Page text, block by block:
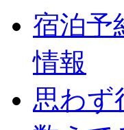
宿泊予
情報
思わず